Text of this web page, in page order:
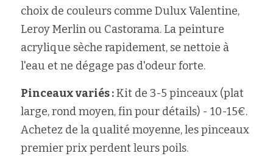
choix de couleurs comme Dulux Valentine,
Leroy Merlin ou Castorama. La peinture
acrylique sèche rapidement, se nettoie à
l'eau et ne dégage pas d'odeur forte.
Pinceaux variés : Kit de 3-5 pinceaux (plat
large, rond moyen, fin pour détails) - 10-15€.
Achetez de la qualité moyenne, les pinceaux
premier prix perdent leurs poils.